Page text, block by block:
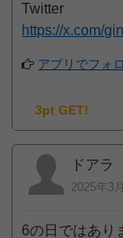
Twitter
https://x.com/
アプリでフォ
3pt GET!
ドアラ
2025年3
6の日ではあり